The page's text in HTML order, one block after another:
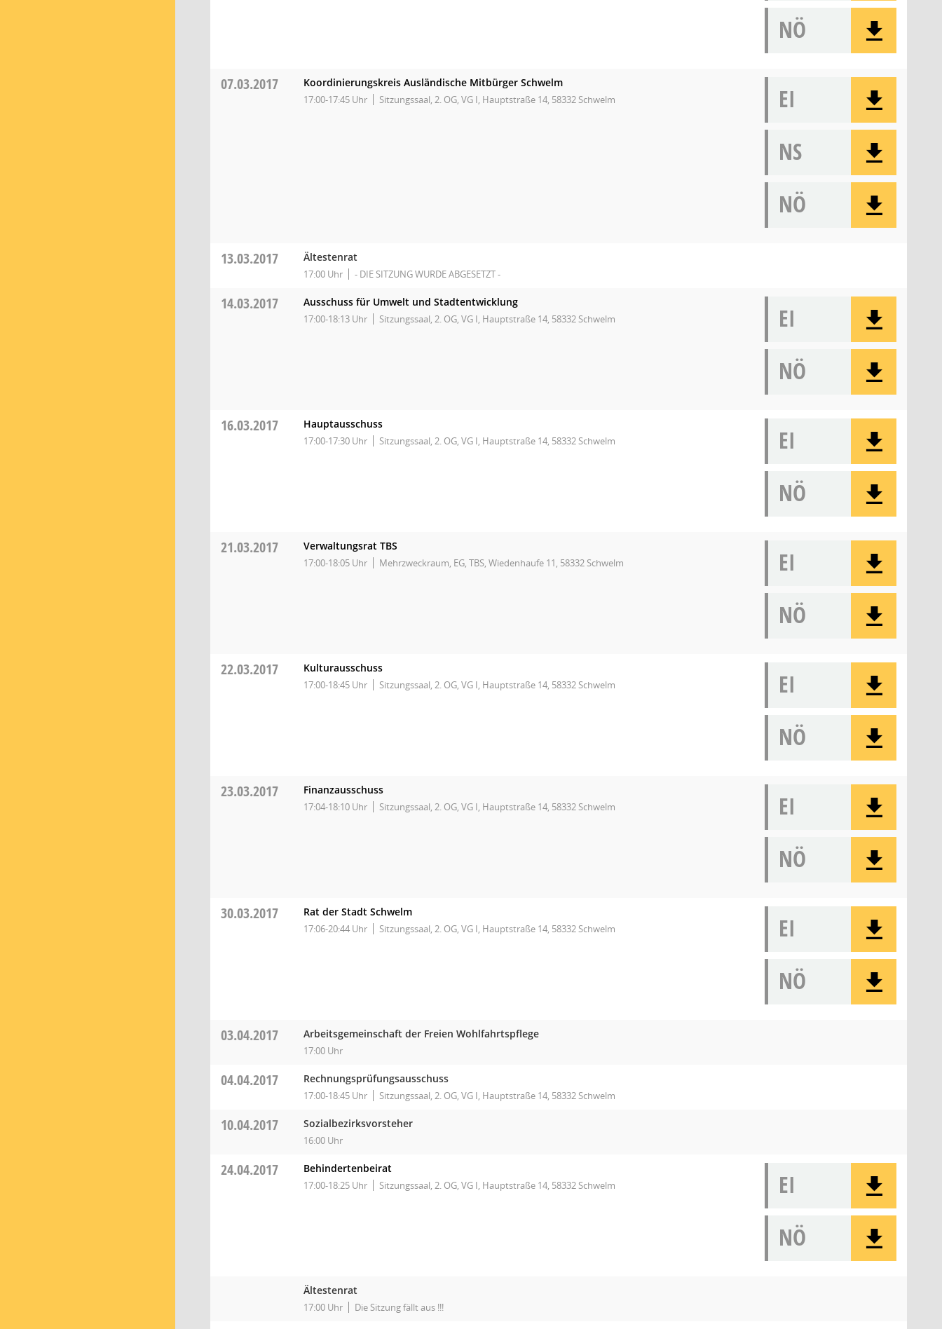
NÖ
07.03.2017 Koordinierungskreis Ausländische Mitbürger Schwelm
17:00-17:45 Uhr Sitzungssaal, 2. OG, VG I, Hauptstraße 14, 58332 Schwelm
EI
NS
NÖ
13.03.2017 Ältestenrat
17:00 Uhr - DIE SITZUNG WURDE ABGESETZT -
14.03.2017 Ausschuss für Umwelt und Stadtentwicklung
17:00-18:13 Uhr Sitzungssaal, 2. OG, VG I, Hauptstraße 14, 58332 Schwelm
EI
NÖ
16.03.2017 Hauptausschuss
17:00-17:30 Uhr Sitzungssaal, 2. OG, VG I, Hauptstraße 14, 58332 Schwelm
EI
NÖ
21.03.2017 Verwaltungsrat TBS
17:00-18:05 Uhr Mehrzweckraum, EG, TBS, Wiedenhaufe 11, 58332 Schwelm
EI
NÖ
22.03.2017 Kulturausschuss
17:00-18:45 Uhr Sitzungssaal, 2. OG, VG I, Hauptstraße 14, 58332 Schwelm
EI
NÖ
23.03.2017 Finanzausschuss
17:04-18:10 Uhr Sitzungssaal, 2. OG, VG I, Hauptstraße 14, 58332 Schwelm
EI
NÖ
30.03.2017 Rat der Stadt Schwelm
17:06-20:44 Uhr Sitzungssaal, 2. OG, VG I, Hauptstraße 14, 58332 Schwelm
EI
NÖ
03.04.2017 Arbeitsgemeinschaft der Freien Wohlfahrtspflege
17:00 Uhr
04.04.2017 Rechnungsprüfungsausschuss
17:00-18:45 Uhr Sitzungssaal, 2. OG, VG I, Hauptstraße 14, 58332 Schwelm
10.04.2017 Sozialbezirksvorsteher
16:00 Uhr
24.04.2017 Behindertenbeirat
17:00-18:25 Uhr Sitzungssaal, 2. OG, VG I, Hauptstraße 14, 58332 Schwelm
EI
NÖ
Ältestenrat
17:00 Uhr Die Sitzung fällt aus !!!